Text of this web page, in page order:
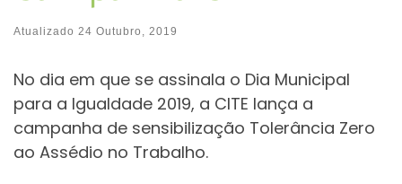
Atualizado 24 Outubro, 2019
No dia em que se assinala o Dia Municipal
para a Igualdade 2019, a CITE lança a
campanha de sensibilização Tolerância Zero
ao Assédio no Trabalho.